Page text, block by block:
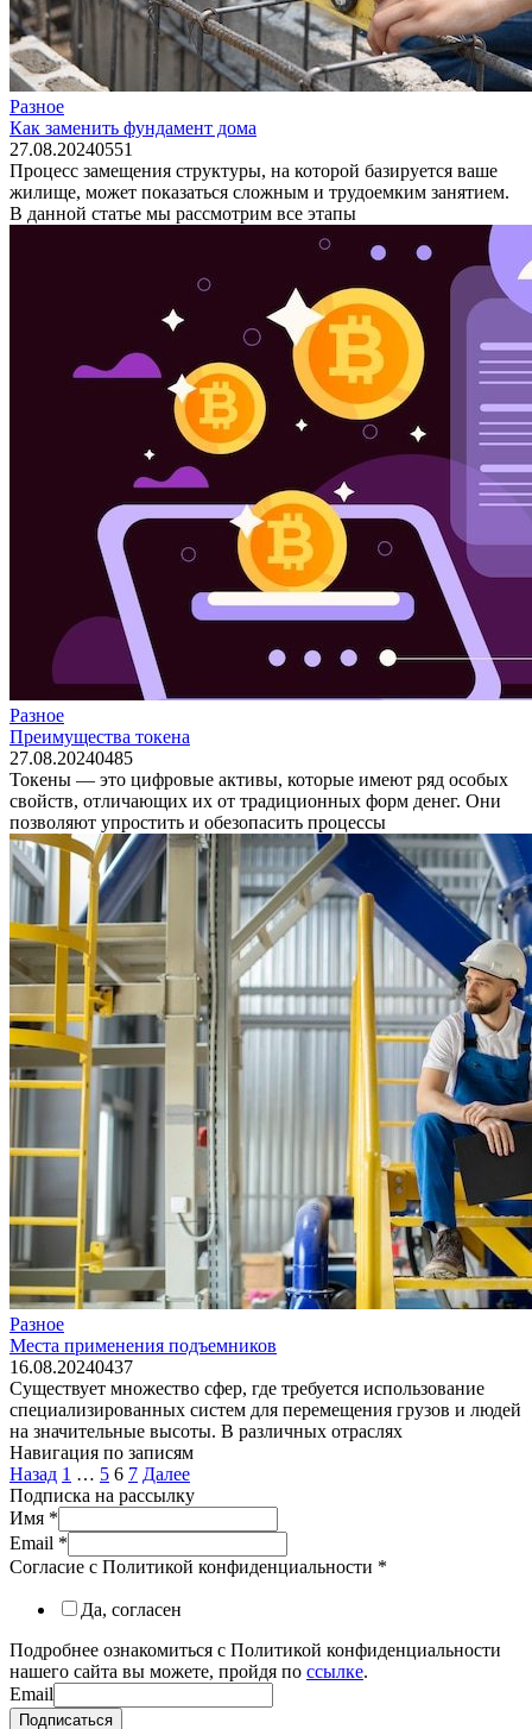
Разное
Как заменить фундамент дома
27.08.20240551
Процесс замещения структуры, на которой базируется ваше
жилище, может показаться сложным и трудоемким занятием.
В данной статье мы рассмотрим все этапы
Разное
Преимущества токена
27.08.20240485
Токены — это цифровые активы, которые имеют ряд особых
свойств, отличающих их от традиционных форм денег. Они
позволяют упростить и обезопасить процессы
Разное
Места применения подъемников
16.08.20240437
Существует множество сфер, где требуется использование
специализированных систем для перемещения грузов и людей
на значительные высоты. В различных отраслях
Навигация по записям
Назад 1 … 5 6 7 Далее
Подписка на рассылку
Имя *
Email *
Согласие с Политикой конфиденциальности *
Да, согласен
Подробнее ознакомиться с Политикой конфиденциальности
нашего сайта вы можете, пройдя по ссылке.
Email
Подписаться